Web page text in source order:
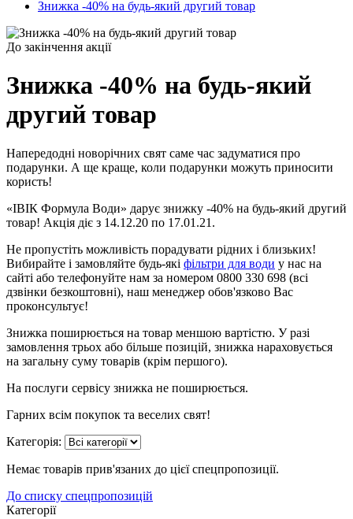
Знижка -40% на будь-який другий товар
До закінчення акції
Знижка -40% на будь-який
другий товар
Напередодні новорічних свят саме час задуматися про
подарунки. А ще краще, коли подарунки можуть приносити
користь!
«ІВІК Формула Води» дарує знижку -40% на будь-який другий
товар! Акція діє з 14.12.20 по 17.01.21.
Не пропустіть можливість порадувати рідних і близьких!
Вибирайте і замовляйте будь-які фільтри для води у нас на
сайті або телефонуйте нам за номером 0800 330 698 (всі
дзвінки безкоштовні), наш менеджер обов'язково Вас
проконсультує!
Знижка поширюється на товар меншою вартістю. У разі
замовлення трьох або більше позицій, знижка нараховується
на загальну суму товарів (крім першого).
На послуги сервісу знижка не поширюється.
Гарних всім покупок та веселих свят!
Категорія:
Немає товарів прив'язаних до цієї спецпропозиції.
До списку спецпропозицій
Категорії